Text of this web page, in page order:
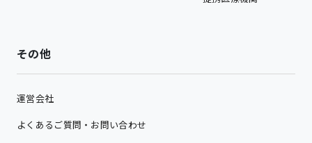
その他
運営会社
よくあるご質問・お問い合わせ